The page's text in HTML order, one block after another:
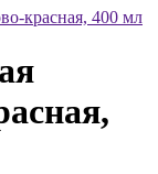
красная, 400 мл